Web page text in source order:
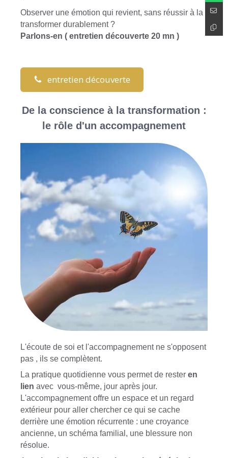
Observer une émotion qui revient, sans réussir à la
transformer durablement ?
Parlons-en ( entretien découverte 20 mn )
entretien découverte
De la conscience à la transformation :
le rôle d'un accompagnement
L'écoute de soi et l'accompagnement ne s'opposent
pas , ils se complètent.
La pratique quotidienne vous permet de rester en
lien avec vous-même, jour après jour.
L'accompagnement offre un espace et un regard
extérieur pour aller chercher ce qui se cache
derrière une émotion récurrente : une croyance
ancienne, un schéma familial, une blessure non
résolue.